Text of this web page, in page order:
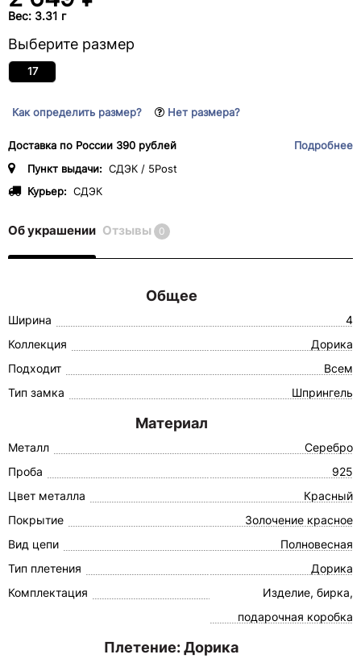
Вес: 3.31 г
Выберите размер
17
Как определить размер? Нет размера?
Доставка по России 390 рублей
Подробнее
Пункт выдачи: СДЭК / 5Post
Курьер: СДЭК
Об украшении Отзывы 0
Общее
Ширина
4
Коллекция
Дорика
Подходит
Всем
Тип замка
Шпрингель
Материал
Металл
Серебро
Проба
925
Цвет металла
Красный
Покрытие
Золочение красное
Вид цепи
Полновесная
Тип плетения
Дорика
Комплектация
Изделие, бирка,
подарочная коробка
Плетение: Дорика